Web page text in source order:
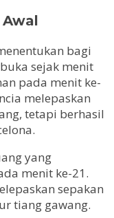
bagi
sejak menit
pada menit ke-
melepaskan
tetapi berhasil
yang
menit ke-21.
sepakan
tiang gawang.